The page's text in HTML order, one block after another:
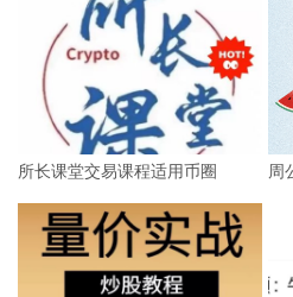
所长课堂交易课程适用币圈 周